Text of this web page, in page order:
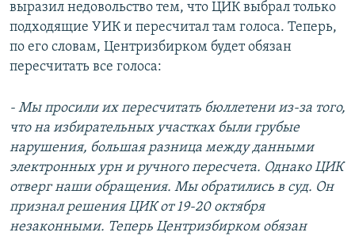
выразил недовольство тем, что ЦИК выбрал только
подходящие УИК и пересчитал там голоса. Теперь,
по его словам, Центризбирком будет обязан
пересчитать все голоса:
- Мы просили их пересчитать бюллетени из-за того,
что на избирательных участках были грубые
нарушения, большая разница между данными
электронных урн и ручного пересчета. Однако ЦИК
отверг наши обращения. Мы обратились в суд. Он
признал решения ЦИК от 19-20 октября
незаконными. Теперь Центризбирком обязан